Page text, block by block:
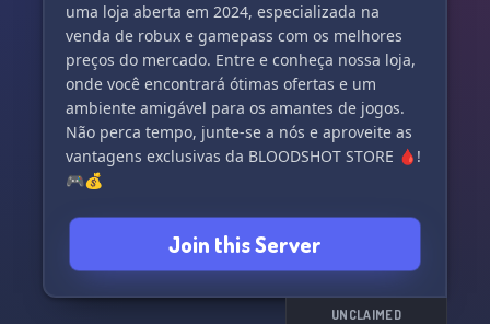
uma loja aberta em 2024, especializada na
venda de robux e gamepass com os melhores
preços do mercado. Entre e conheça nossa loja,
onde você encontrará ótimas ofertas e um
ambiente amigável para os amantes de jogos.
Não perca tempo, junte-se a nós e aproveite as
vantagens exclusivas da BLOODSHOT STORE 🩸!
🎮💰
Join this Server
UNCLAIMED